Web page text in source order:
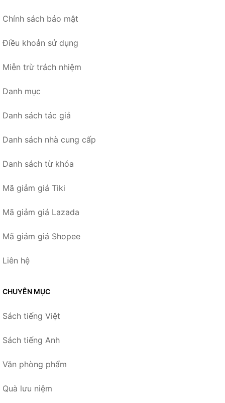
Chính sách bảo mật
Điều khoản sử dụng
Miễn trừ trách nhiệm
Danh mục
Danh sách tác giả
Danh sách nhà cung cấp
Danh sách từ khóa
Mã giảm giá Tiki
Mã giảm giá Lazada
Mã giảm giá Shopee
Liên hệ
CHUYÊN MỤC
Sách tiếng Việt
Sách tiếng Anh
Văn phòng phẩm
Quà lưu niệm